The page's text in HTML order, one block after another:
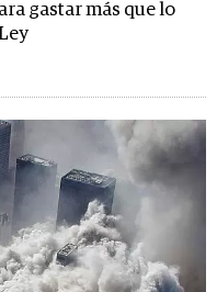
gastar más que lo